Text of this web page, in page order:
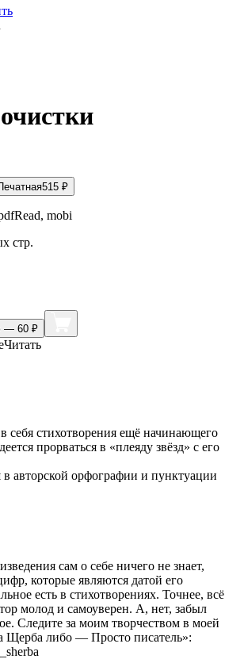
515 ₽
mobi
стр.
— 60 ₽
Читать
себя стихотворения ещё начинающего
прорваться в «плеяду звёзд» с его
авторской орфографии и пунктуации
сам о себе ничего не знает,
которые являются датой его
есть в стихотворениях. Точнее, всё
молод и самоуверен. А, нет, забыл
Следите за моим творчеством в моей
Щерба либо — Просто писатель»: